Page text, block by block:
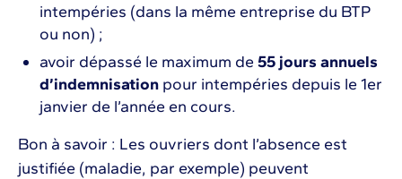
intempéries (dans la même entreprise du BTP
ou non) ;
avoir dépassé le maximum de 55 jours annuels
d’indemnisation pour intempéries depuis le 1er
janvier de l’année en cours.
Bon à savoir : Les ouvriers dont l’absence est
justifiée (maladie, par exemple) peuvent